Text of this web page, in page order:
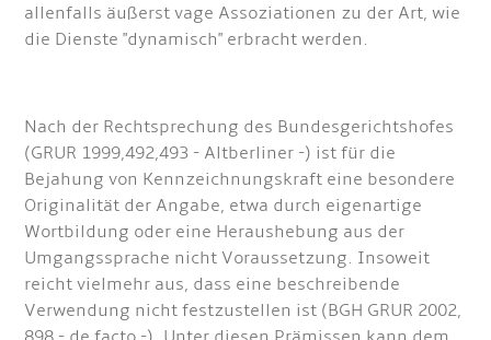
allenfalls äußerst vage Assoziationen zu der Art, wie
die Dienste "dynamisch" erbracht werden.
Nach der Rechtsprechung des Bundesgerichtshofes
(GRUR 1999,492,493 - Altberliner -) ist für die
Bejahung von Kennzeichnungskraft eine besondere
Originalität der Angabe, etwa durch eigenartige
Wortbildung oder eine Heraushebung aus der
Umgangssprache nicht Voraussetzung. Insoweit
reicht vielmehr aus, dass eine beschreibende
Verwendung nicht festzustellen ist (BGH GRUR 2002,